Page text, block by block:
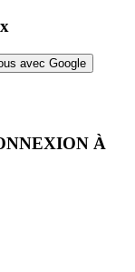
avec Google
À